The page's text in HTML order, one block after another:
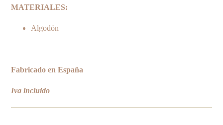
MATERIALES:
Algodón
Fabricado en España
Iva incluido